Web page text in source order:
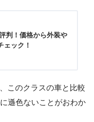
判！価格から外装や
ェック！
このクラスの車と比較
遜色ないことがおわか